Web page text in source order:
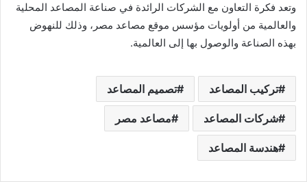
وتعد فكرة التعاون مع الشركات الرائدة في صناعة المصاعد المحلية
والعالمية من أولويات مؤسس موقع مصاعد مصر، وذلك للنهوض
بهذه الصناعة والوصول بها إلى العالمية.
تركيب المصاعد تصميم المصاعد
شركات المصاعد مصاعد مصر
هندسة المصاعد